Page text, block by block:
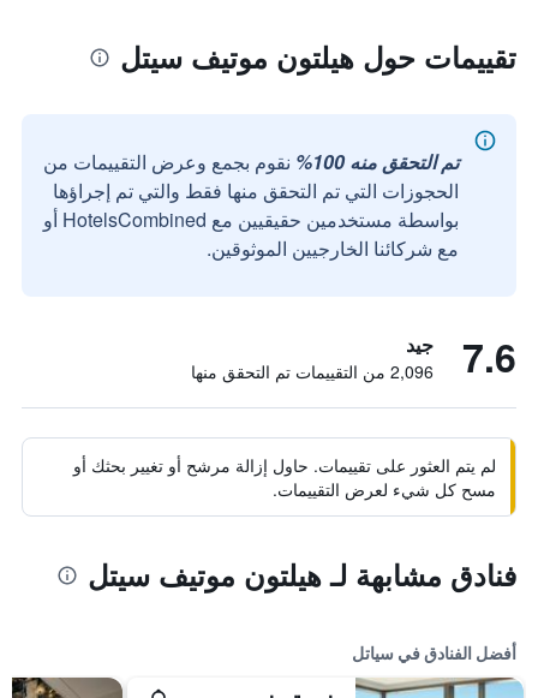
تقييمات حول هيلتون موتيف سيتل
تم التحقق منه 100%
نقوم بجمع وعرض التقييمات من
الحجوزات التي تم التحقق منها فقط والتي تم إجراؤها
بواسطة مستخدمين حقيقيين مع HotelsCombined أو
مع شركائنا الخارجيين الموثوقين.
7.6 جيد
2,096 من التقييمات تم التحقق منها
لم يتم العثور على تقييمات. حاول إزالة مرشح أو تغيير بحثك أو
مسح كل شيء لعرض التقييمات.
فنادق مشابهة لـ هيلتون موتيف سيتل
أفضل الفنادق في سياتل